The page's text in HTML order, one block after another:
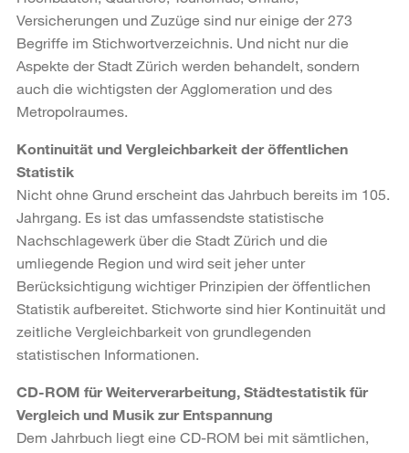
Versicherungen und Zuzüge sind nur einige der 273
Begriffe im Stichwortverzeichnis. Und nicht nur die
Aspekte der Stadt Zürich werden behandelt, sondern
auch die wichtigsten der Agglomeration und des
Metropolraumes.
Kontinuität und Vergleichbarkeit der öffentlichen
Statistik
Nicht ohne Grund erscheint das Jahrbuch bereits im 105.
Jahrgang. Es ist das umfassendste statistische
Nachschlagewerk über die Stadt Zürich und die
umliegende Region und wird seit jeher unter
Berücksichtigung wichtiger Prinzipien der öffentlichen
Statistik aufbereitet. Stichworte sind hier Kontinuität und
zeitliche Vergleichbarkeit von grundlegenden
statistischen Informationen.
CD-ROM für Weiterverarbeitung, Städtestatistik für
Vergleich und Musik zur Entspannung
Dem Jahrbuch liegt eine CD-ROM bei mit sämtlichen,